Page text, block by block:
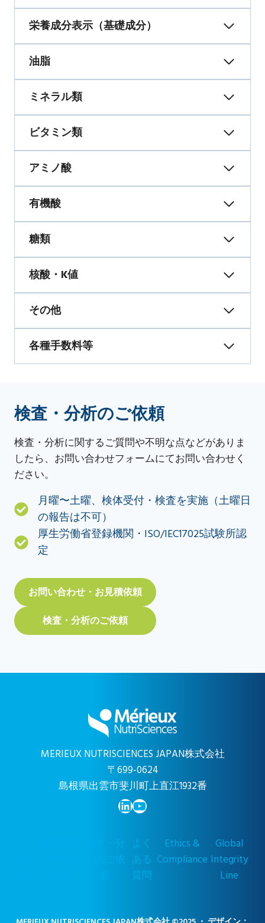
栄養成分表示（基礎成分）
油脂
ミネラル類
ビタミン類
アミノ酸
有機酸
糖類
核酸・K値
その他
各種手数料等
検査・分析のご依頼
検査・分析に関するご質問や不明な点などがありま
したら、お問い合わせフォームにてお問い合わせく
ださい。
月曜〜土曜、検体受付・検査を実施（土曜日
の報告は不可）
厚生労働省登録機関・ISO/IEC17025試験所認
定
お問い合わせ・お見積依頼
検査・分析のご依頼
MERIEUX NUTRISCIENCES JAPAN株式会社
〒699-0624
島根県出雲市斐川町上直江1932番
LinkedIn
YouTube
よく
ある
質問
Ethics &
Compliance
Global
Integrity
Line